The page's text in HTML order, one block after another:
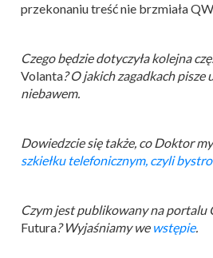
przekonaniu treść nie brzmiała
Czego będzie dotyczyła kolejna
Volanta? O jakich zagadkach pisze
niebawem.
Dowiedzcie się także, co Doktor
szkiełku telefonicznym, czyli
Czym jest publikowany na portalu
Futura? Wyjaśniamy we wstępie.